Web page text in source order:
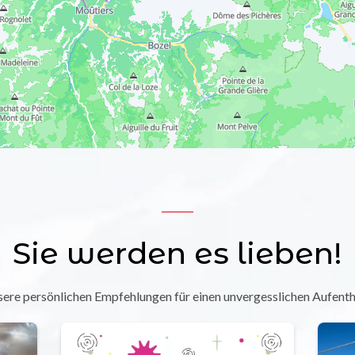
Sie werden es lieben!
persönlichen Empfehlungen für einen unvergesslichen